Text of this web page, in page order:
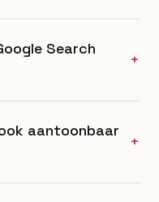
Search
+
aantoonbaar
+